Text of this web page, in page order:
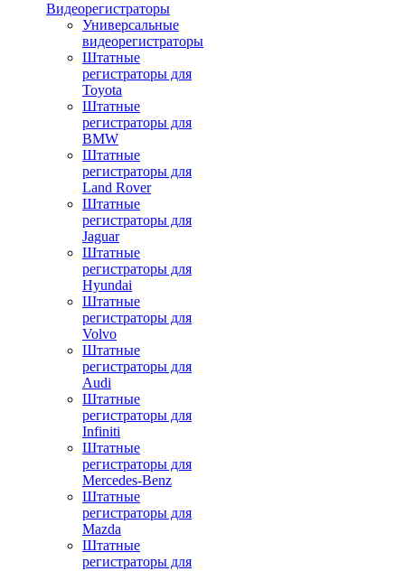
Видеорегистраторы
Универсальные
видеорегистраторы
Штатные
регистраторы для
Toyota
Штатные
регистраторы для
BMW
Штатные
регистраторы для
Land Rover
Штатные
регистраторы для
Jaguar
Штатные
регистраторы для
Hyundai
Штатные
регистраторы для
Volvo
Штатные
регистраторы для
Audi
Штатные
регистраторы для
Infiniti
Штатные
регистраторы для
Mercedes-Benz
Штатные
регистраторы для
Mazda
Штатные
регистраторы для